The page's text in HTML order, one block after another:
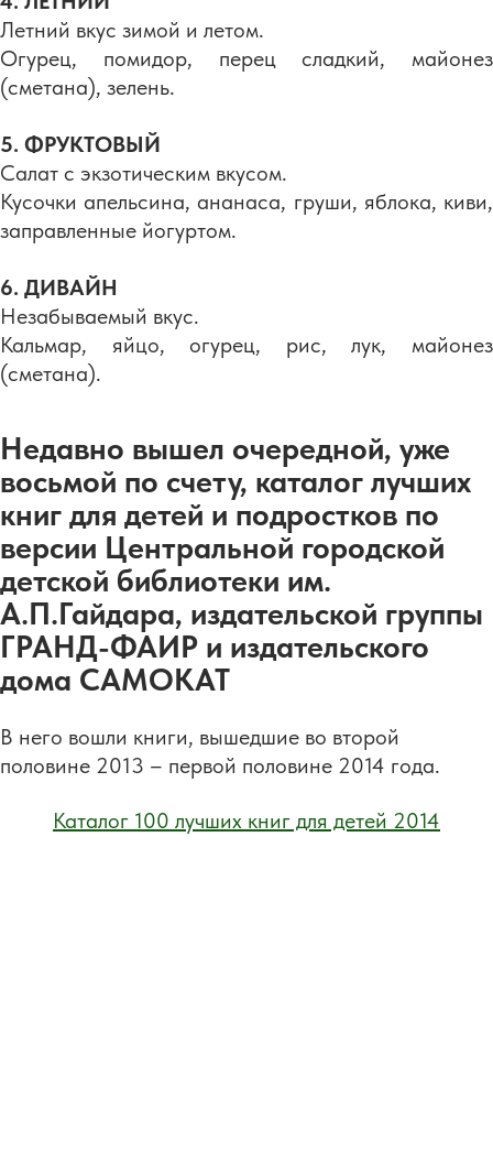
Летний вкус зимой и летом.
Огурец, помидор, перец сладкий, майонез
(сметана), зелень.
5. ФРУКТОВЫЙ
Салат с экзотическим вкусом.
Кусочки апельсина, ананаса, груши, яблока, киви,
заправленные йогуртом.
6. ДИВАЙН
Незабываемый вкус.
Кальмар, яйцо, огурец, рис, лук, майонез
(сметана).
Недавно вышел очередной, уже
восьмой по счету, каталог лучших
книг для детей и подростков по
версии Центральной городской
детской библиотеки им.
А.П.Гайдара, издательской группы
ГРАНД-ФАИР и издательского
дома САМОКАТ
В него вошли книги, вышедшие во второй
половине 2013 – первой половине 2014 года.
Каталог 100 лучших книг для детей 2014